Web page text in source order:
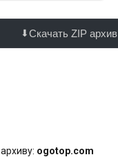
Скачать ZIP архив
ogotop.com